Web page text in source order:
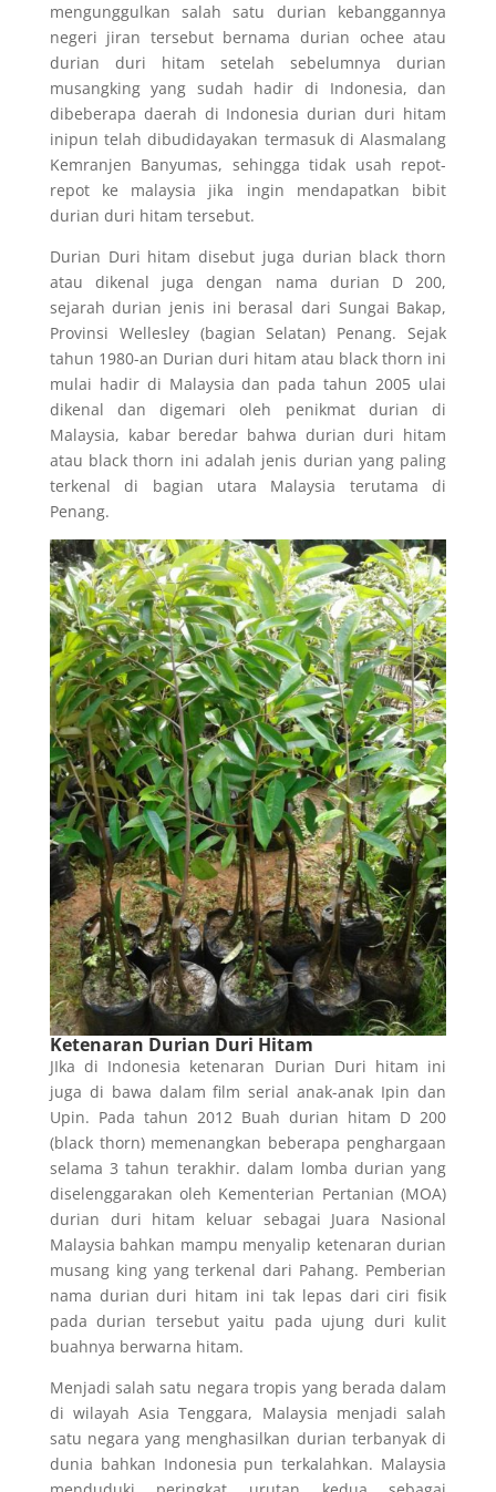
mengunggulkan salah satu durian kebanggannya
negeri jiran tersebut bernama durian ochee atau
durian duri hitam setelah sebelumnya durian
musangking yang sudah hadir di Indonesia, dan
dibeberapa daerah di Indonesia durian duri hitam
inipun telah dibudidayakan termasuk di Alasmalang
Kemranjen Banyumas, sehingga tidak usah repot-
repot ke malaysia jika ingin mendapatkan bibit
durian duri hitam tersebut.
Durian Duri hitam disebut juga durian black thorn
atau dikenal juga dengan nama durian D 200,
sejarah durian jenis ini berasal dari Sungai Bakap,
Provinsi Wellesley (bagian Selatan) Penang. Sejak
tahun 1980-an Durian duri hitam atau black thorn ini
mulai hadir di Malaysia dan pada tahun 2005 ulai
dikenal dan digemari oleh penikmat durian di
Malaysia, kabar beredar bahwa durian duri hitam
atau black thorn ini adalah jenis durian yang paling
terkenal di bagian utara Malaysia terutama di
Penang.
Ketenaran Durian Duri Hitam
JIka di Indonesia ketenaran Durian Duri hitam ini
juga di bawa dalam film serial anak-anak Ipin dan
Upin. Pada tahun 2012 Buah durian hitam D 200
(black thorn) memenangkan beberapa penghargaan
selama 3 tahun terakhir. dalam lomba durian yang
diselenggarakan oleh Kementerian Pertanian (MOA)
durian duri hitam keluar sebagai Juara Nasional
Malaysia bahkan mampu menyalip ketenaran durian
musang king yang terkenal dari Pahang. Pemberian
nama durian duri hitam ini tak lepas dari ciri fisik
pada durian tersebut yaitu pada ujung duri kulit
buahnya berwarna hitam.
Menjadi salah satu negara tropis yang berada dalam
di wilayah Asia Tenggara, Malaysia menjadi salah
satu negara yang menghasilkan durian terbanyak di
dunia bahkan Indonesia pun terkalahkan. Malaysia